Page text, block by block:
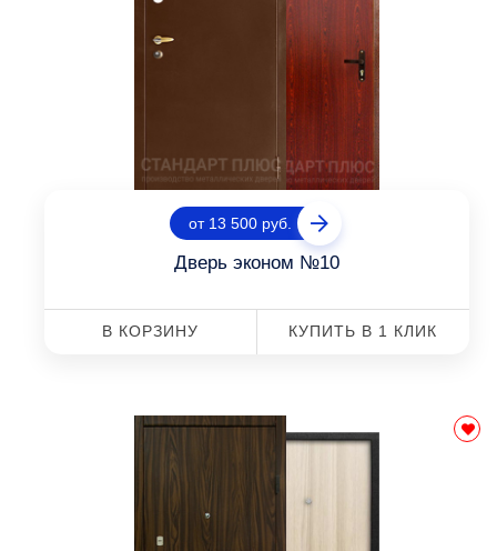
от 13 500 руб.
Дверь эконом №10
В КОРЗИНУ КУПИТЬ В 1 КЛИК